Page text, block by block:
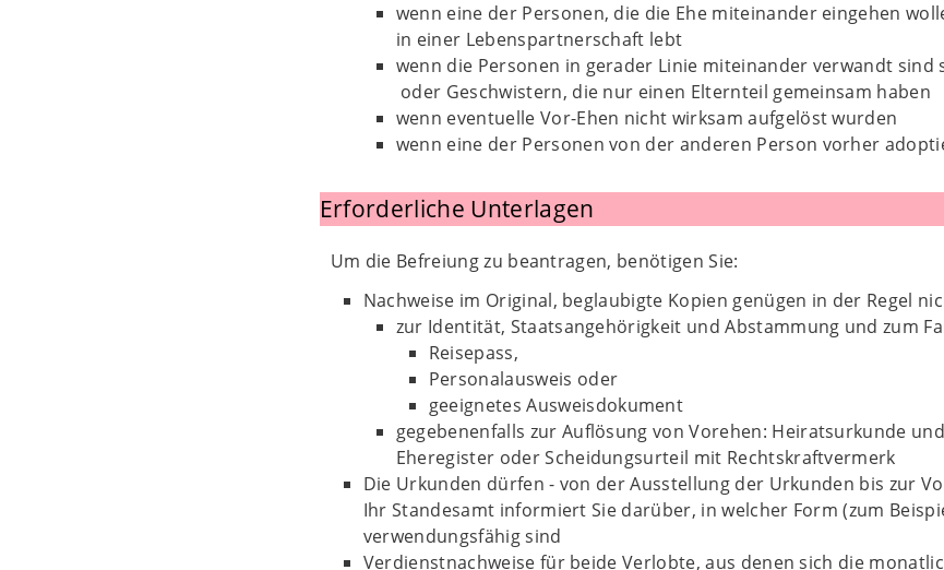
wenn eine der Personen, die die Ehe miteinander eingehen
in einer Lebenspartnerschaft lebt
wenn die Personen in gerader Linie miteinander verwandt sind
oder Geschwistern, die nur einen Elternteil gemeinsam haben
wenn eventuelle Vor-Ehen nicht wirksam aufgelöst wurden
wenn eine der Personen von der anderen Person vorher
Erforderliche Unterlagen
Um die Befreiung zu beantragen, benötigen Sie:
Nachweise im Original, beglaubigte Kopien genügen in der Regel
zur Identität, Staatsangehörigkeit und Abstammung und zum
Reisepass,
Personalausweis oder
geeignetes Ausweisdokument
gegebenenfalls zur Auflösung von Vorehen: Heiratsurkunde
Eheregister oder Scheidungsurteil mit Rechtskraftvermerk
Die Urkunden dürfen - von der Ausstellung der Urkunden bis zur
Ihr Standesamt informiert Sie darüber, in welcher Form (zum
verwendungsfähig sind
Verdienstnachweise für beide Verlobte, aus denen sich die